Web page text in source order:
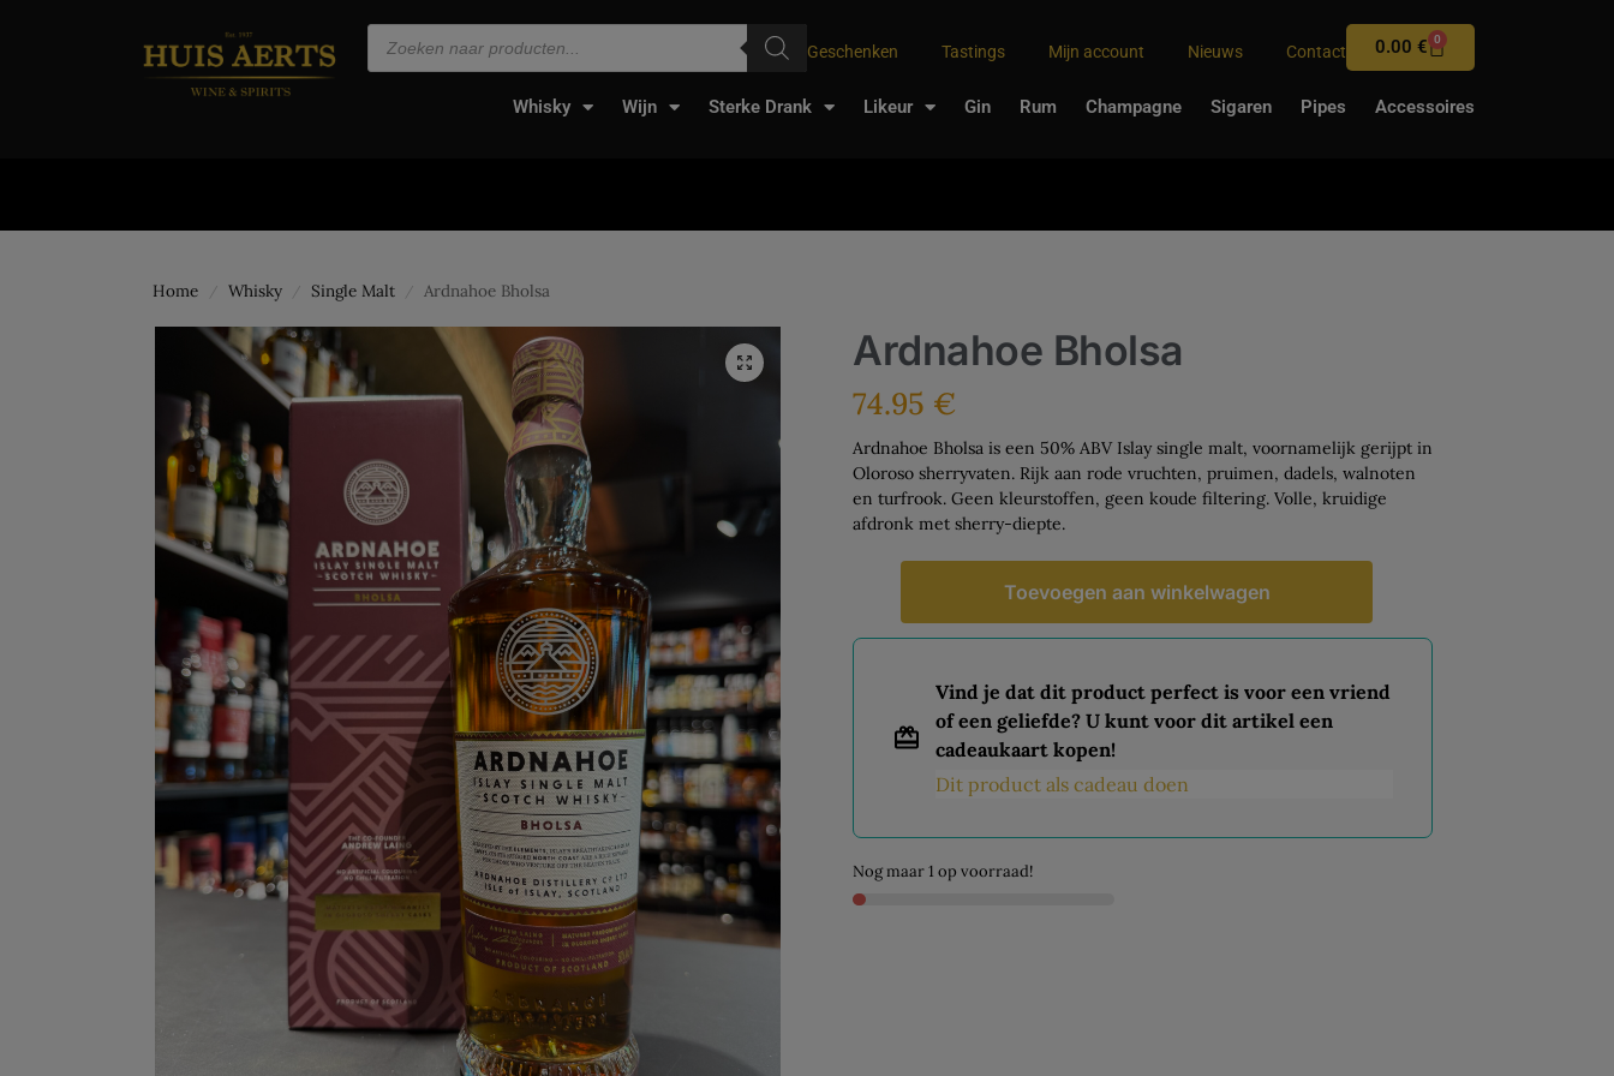
Geschenken Tastings Mijn account Nieuws Contact 0.00€ 0
Whisky Wijn Sterke Drank Likeur Gin Rum Champagne Sigaren Pipes Accessoires
Home / Whisky / Single Malt / Ardnahoe Bholsa
Ardnahoe Bholsa
74.95 €
Ardnahoe Bholsa is een 50% ABV Islay single malt, voornamelijk gerijpt in
Oloroso sherryvaten. Rijk aan rode vruchten, pruimen, dadels, walnoten
en turfrook. Geen kleurstoffen, geen koude filtering. Volle, kruidige
afdronk met sherry-diepte.
Toevoegen aan winkelwagen
Vind je dat dit product perfect is voor een vriend
of een geliefde? U kunt voor dit artikel een
cadeaukaart kopen!
Dit product als cadeau doen
Nog maar 1 op voorraad!